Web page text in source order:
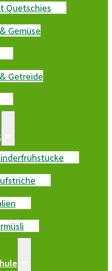
Quetschies
Gemüse
Getreide